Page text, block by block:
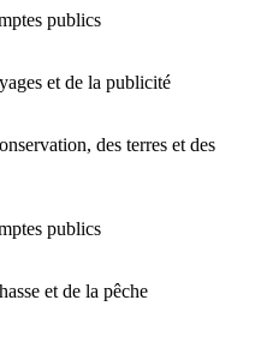
publics
et de la publicité
des terres et des
publics
et de la pêche